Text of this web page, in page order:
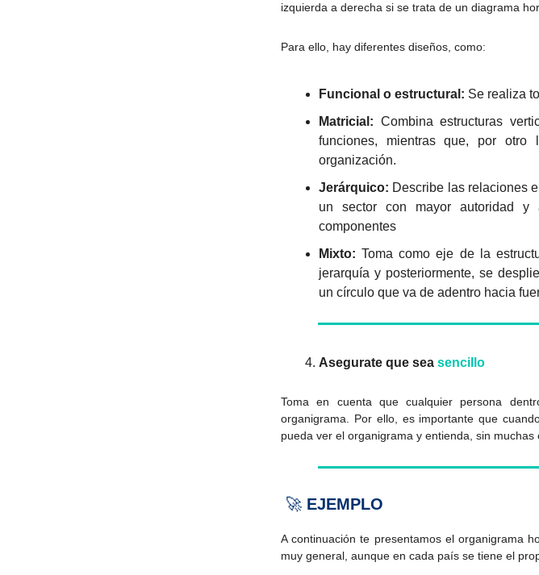
izquierda a derecha si se trata de un diagrama
Para ello, hay diferentes diseños, como:
Funcional o estructural: Se realiza
Matricial: Combina estructuras
funciones, mientras que, por
organización.
Jerárquico: Describe las relaciones
un sector con mayor autoridad
componentes
Mixto:Toma como eje de la
jerarquía y posteriormente, se
un círculo que va de adentro hacia
Asegurate que sea sencillo
Toma en cuenta que cualquier persona
organigrama. Por ello, es importante que
pueda ver el organigrama y entienda, sin muchas
🚀 EJEMPLO
A continuación te presentamos el organigrama
muy general, aunque en cada país se tiene el